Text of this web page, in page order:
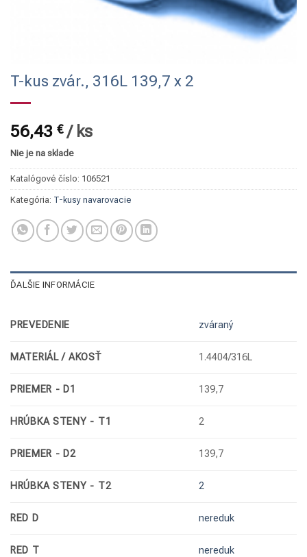
T-kus zvár., 316L 139,7 x 2
56,43 €/ ks
Nie je na sklade
Katalógové číslo: 106521
Kategória: T-kusy navarovacie
ĎALŠIE INFORMÁCIE
PREVEDENIE zváraný
MATERIÁL / AKOSŤ 1.4404/316L
PRIEMER - D1 139,7
HRÚBKA STENY - T1 2
PRIEMER - D2 139,7
HRÚBKA STENY - T2 2
RED D nereduk
RED T nereduk